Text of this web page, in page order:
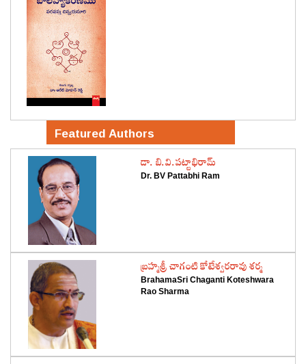
Featured Authors
డా. బి.వి.పట్టాభిరామ్
Dr. BV Pattabhi Ram
‌బ్రహ్మశ్రీ చాగంటి కోటేశ్వరరావు శర్మ
BrahamaSri Chaganti Koteshwara
Rao Sharma